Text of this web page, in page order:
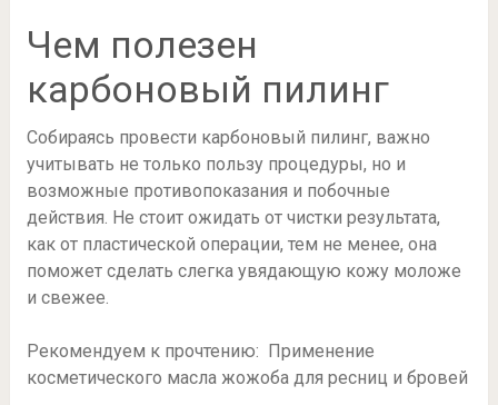
Чем полезен
карбоновый пилинг
Собираясь провести карбоновый пилинг, важно
учитывать не только пользу процедуры, но и
возможные противопоказания и побочные
действия. Не стоит ожидать от чистки результата,
как от пластической операции, тем не менее, она
поможет сделать слегка увядающую кожу моложе
и свежее.
Рекомендуем к прочтению: Применение
косметического масла жожоба для ресниц и бровей